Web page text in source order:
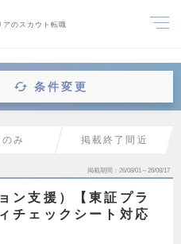
アのスカウト転職
条件変更
のみ 掲載終了間近
掲載期間 26/08/01～26/08/17
ン支援）【東証プラ
チェックシート対応